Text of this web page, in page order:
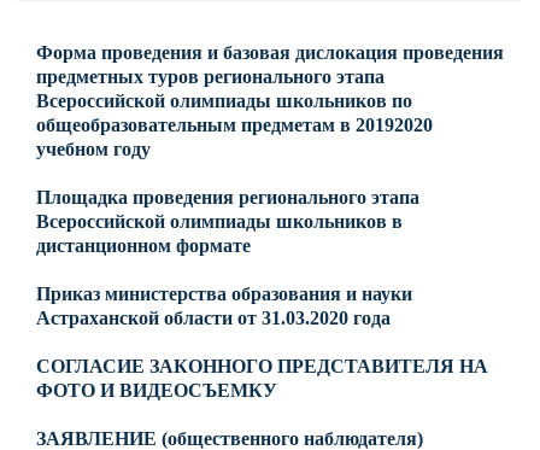
Форма проведения и базовая дислокация проведения
предметных туров регионального этапа
Всероссийской олимпиады школьников по
общеобразовательным предметам в 20192020
учебном году
Площадка проведения регионального этапа
Всероссийской олимпиады школьников в
дистанционном формате
Приказ министерства образования и науки
Астраханской области от 31.03.2020 года
СОГЛАСИЕ ЗАКОННОГО ПРЕДСТАВИТЕЛЯ НА
ФОТО И ВИДЕОСЪЕМКУ
ЗАЯВЛЕНИЕ (общественного наблюдателя)